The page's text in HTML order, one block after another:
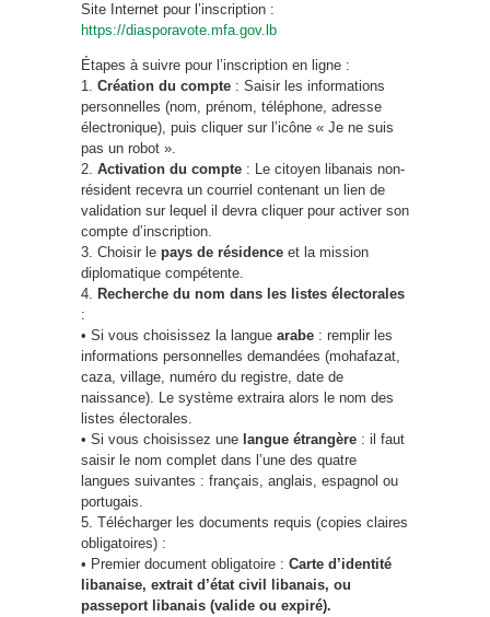
Site Internet pour l’inscription :
https://diasporavote.mfa.gov.lb
Étapes à suivre pour l’inscription en ligne :
1. Création du compte : Saisir les informations
personnelles (nom, prénom, téléphone, adresse
électronique), puis cliquer sur l’icône « Je ne suis
pas un robot ».
2. Activation du compte : Le citoyen libanais non-
résident recevra un courriel contenant un lien de
validation sur lequel il devra cliquer pour activer son
compte d’inscription.
3. Choisir le pays de résidence et la mission
diplomatique compétente.
4. Recherche du nom dans les listes électorales
:
• Si vous choisissez la langue arabe : remplir les
informations personnelles demandées (mohafazat,
caza, village, numéro du registre, date de
naissance). Le système extraira alors le nom des
listes électorales.
• Si vous choisissez une langue étrangère : il faut
saisir le nom complet dans l’une des quatre
langues suivantes : français, anglais, espagnol ou
portugais.
5. Télécharger les documents requis (copies claires
obligatoires) :
• Premier document obligatoire : Carte d’identité
libanaise, extrait d’état civil libanais, ou
passeport libanais (valide ou expiré).